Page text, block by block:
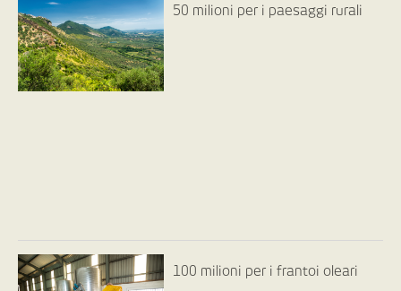
50 milioni per i paesaggi rurali
100 milioni per i frantoi oleari